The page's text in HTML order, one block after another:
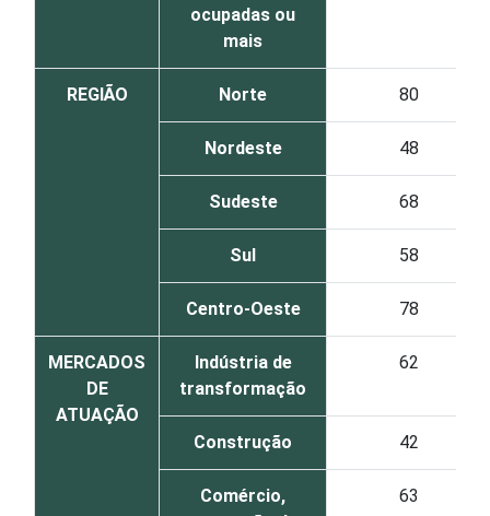
ocupadas ou
mais
REGIÃO Norte 80
Nordeste 48
Sudeste 68
Sul 58
Centro-Oeste 78
MERCADOS
DE
ATUAÇÃO
Indústria de
transformação
62
Construção 42
Comércio,
63